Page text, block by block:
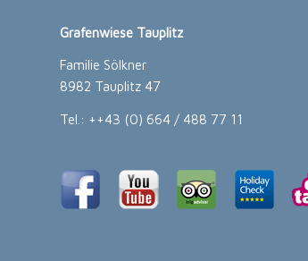
Grafenwiese Tauplitz
Familie Sölkner
8982 Tauplitz 47
Tel.: ++43 (0) 664 / 488 77 11